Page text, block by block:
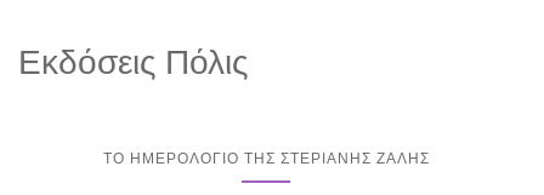
Εκδόσεις Πόλις
ΤΟ ΗΜΕΡΟΛΌΓΙΟ ΤΗΣ ΣΤΕΡΙΑΝΗΣ ΖΑΛΗΣ